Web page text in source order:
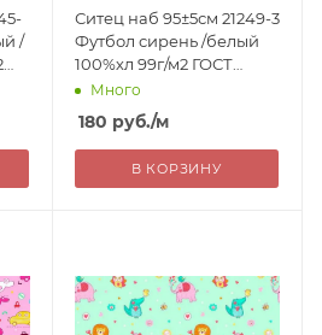
/
Ситец наб 95±5см 21249-3
Футбол сирень /белый
100%хл 99г/м2 ГОСТ
РОССИЯ 180=
Много
180 руб./м
В КОРЗИНУ